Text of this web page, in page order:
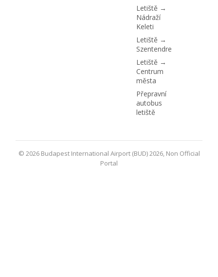
Letiště →
Nádraží
Keleti
Letiště →
Szentendre
Letiště →
Centrum
města
Přepravní
autobus
letiště
© 2026 Budapest International Airport (BUD) 2026, Non Official
Portal